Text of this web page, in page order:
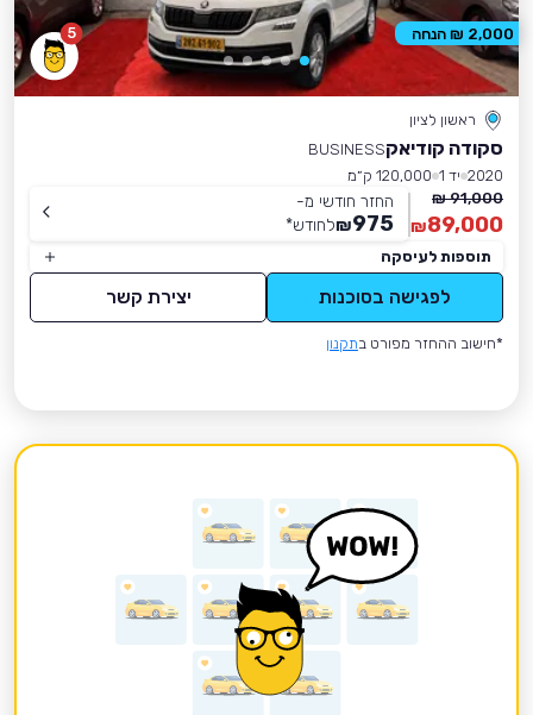
5
ראשון לציון
סקודה קודיאקBUSINESS
2020 יד 1
120,000 ק״מ
91,000 ₪
89,000
₪
החזר חודשי מ-
975
₪לחודש*
תוספות לעיסקה
לפגישה בסוכנות יצירת קשר
*חישוב ההחזר מפורט בתקנון
2,000 ₪ הנחה